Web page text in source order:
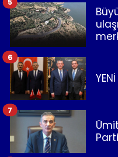
5
6
7